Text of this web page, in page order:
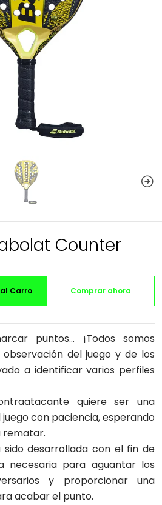
Counter
Carro Comprar ahora
puntos… ¡Todos somos
observación del juego y de los
a identificar varios perfiles
quiere ser una
con paciencia, esperando
sido desarrollada con el fin de
necesaria para aguantar los
y proporcionar una
acabar el punto.